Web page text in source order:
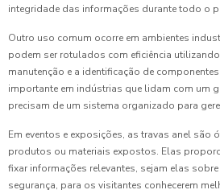
integridade das informações durante todo o
Outro uso comum ocorre em ambientes
podem ser rotulados com eficiência
manutenção e a identificação de
importante em indústrias que lidam com um
precisam de um sistema organizado para
Em eventos e exposições, as travas anel são
produtos ou materiais expostos. Elas
fixar informações relevantes, sejam elas
segurança, para os visitantes conhecerem